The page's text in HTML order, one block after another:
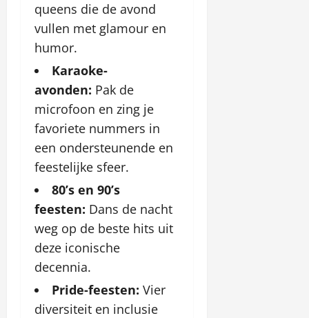
queens die de avond
vullen met glamour en
humor.
Karaoke-
avonden: Pak de
microfoon en zing je
favoriete nummers in
een ondersteunende en
feestelijke sfeer.
80’s en 90’s
feesten: Dans de nacht
weg op de beste hits uit
deze iconische
decennia.
Pride-feesten: Vier
diversiteit en inclusie